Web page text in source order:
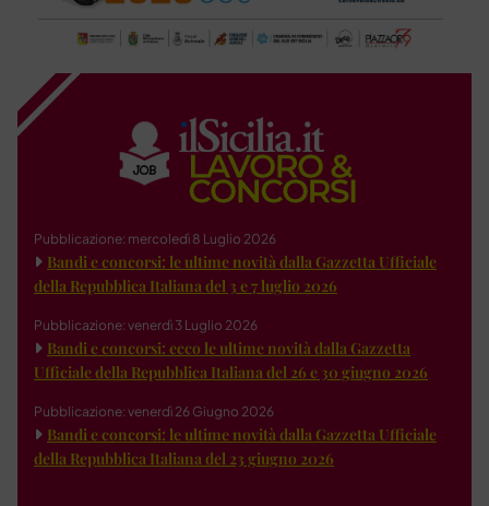
Pubblicazione: mercoledì 8 Luglio 2026
Bandi e concorsi: le ultime novità dalla Gazzetta Ufficiale
della Repubblica Italiana del 3 e 7 luglio 2026
Pubblicazione: venerdì 3 Luglio 2026
Bandi e concorsi: ecco le ultime novità dalla Gazzetta
Ufficiale della Repubblica Italiana del 26 e 30 giugno 2026
Pubblicazione: venerdì 26 Giugno 2026
Bandi e concorsi: le ultime novità dalla Gazzetta Ufficiale
della Repubblica Italiana del 23 giugno 2026